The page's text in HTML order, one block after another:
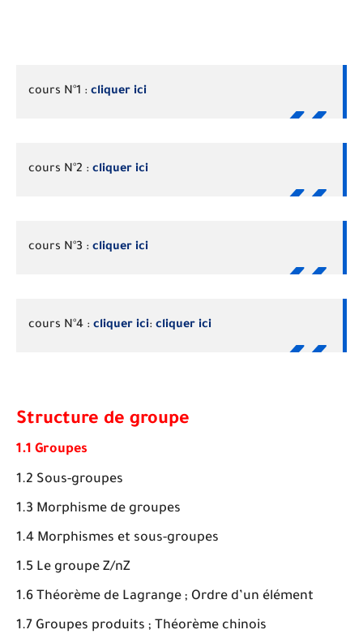
cours N°1 : cliquer ici
cours N°2 : cliquer ici
cours N°3 : cliquer ici
cours N°4 : cliquer ici: cliquer ici
Structure de groupe
1.1 Groupes
1.2 Sous-groupes
1.3 Morphisme de groupes
1.4 Morphismes et sous-groupes
1.5 Le groupe Z/nZ
1.6 Théorème de Lagrange ; Ordre d’un élément
1.7 Groupes produits ; Théorème chinois